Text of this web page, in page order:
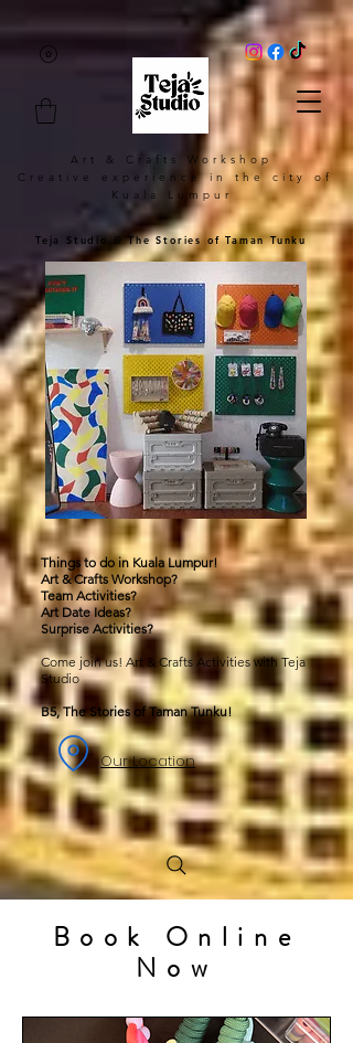
Art & Crafts Workshop
Creative experience in the city of
Kuala Lumpur
Teja Studio @ The Stories of Taman Tunku
Things to do in Kuala Lumpur!
Art & Crafts Workshop?
Team Activities?
Art Date Ideas?
Surprise Activities?
Come join us! Art & Crafts Activities with Teja
Studio
B5, The Stories of Taman Tunku!
Our Location
Book Online
Now